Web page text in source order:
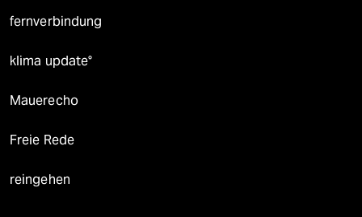
fernverbindung
klima update°
Mauerecho
Freie Rede
reingehen